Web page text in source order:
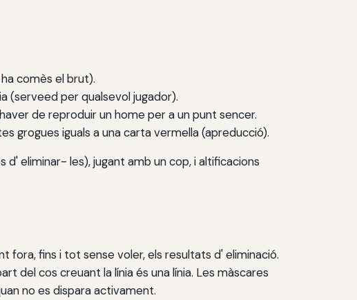
comès el brut).
(serveed per qualsevol jugador).
de reproduir un home per a un punt sencer.
grogues iguals a una carta vermella (apreducció).
eliminar- les), jugant amb un cop, i altificacions
fora, fins i tot sense voler, els resultats d' eliminació.
del cos creuant la línia és una línia. Les màscares
no es dispara activament.